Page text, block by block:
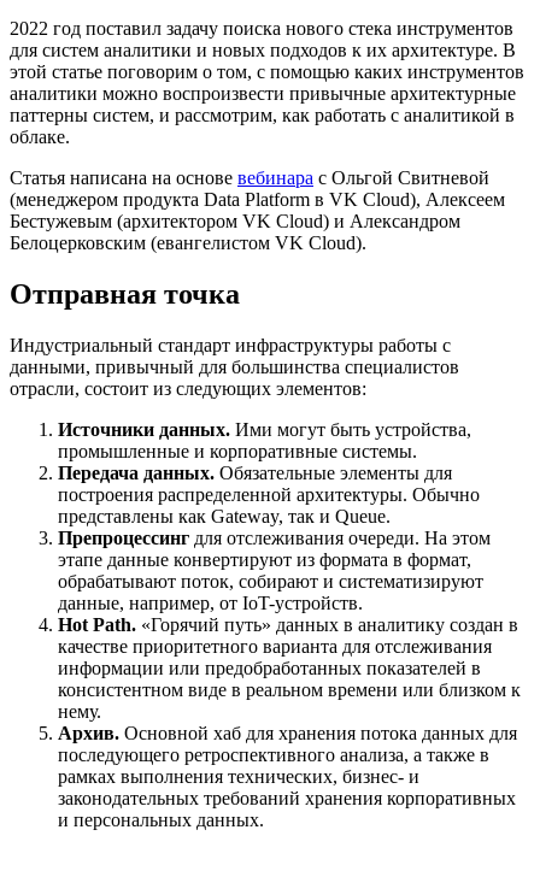
2022 год поставил задачу поиска нового стека инструментов
для систем аналитики и новых подходов к их архитектуре. В
этой статье поговорим о том, с помощью каких инструментов
аналитики можно воспроизвести привычные архитектурные
паттерны систем, и рассмотрим, как работать с аналитикой в
облаке.
Статья написана на основе вебинара c Ольгой Свитневой
(менеджером продукта Data Platform в VK Cloud), Алексеем
Бестужевым (архитектором VK Cloud) и Александром
Белоцерковским (евангелистом VK Cloud).
Отправная точка
Индустриальный стандарт инфраструктуры работы с
данными, привычный для большинства специалистов
отрасли, состоит из следующих элементов:
Источники данных. Ими могут быть устройства,
промышленные и корпоративные системы.
Передача данных. Обязательные элементы для
построения распределенной архитектуры. Обычно
представлены как Gateway, так и Queue.
Препроцессинг для отслеживания очереди. На этом
этапе данные конвертируют из формата в формат,
обрабатывают поток, собирают и систематизируют
данные, например, от IoT-устройств.
Hot Path. «Горячий путь» данных в аналитику создан в
качестве приоритетного варианта для отслеживания
информации или предобработанных показателей в
консистентном виде в реальном времени или близком к
нему.
Архив. Основной хаб для хранения потока данных для
последующего ретроспективного анализа, а также в
рамках выполнения технических, бизнес- и
законодательных требований хранения корпоративных
и персональных данных.